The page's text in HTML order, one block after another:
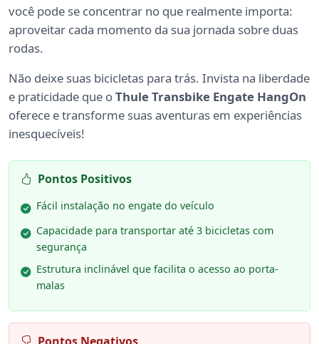
você pode se concentrar no que realmente importa:
aproveitar cada momento da sua jornada sobre duas
rodas.
Não deixe suas bicicletas para trás. Invista na liberdade
e praticidade que oThule Transbike Engate HangOn
oferece e transforme suas aventuras em experiências
inesquecíveis!
Pontos Positivos
Fácil instalação no engate do veículo
Capacidade para transportar até 3 bicicletas com
segurança
Estrutura inclinável que facilita o acesso ao porta-
malas